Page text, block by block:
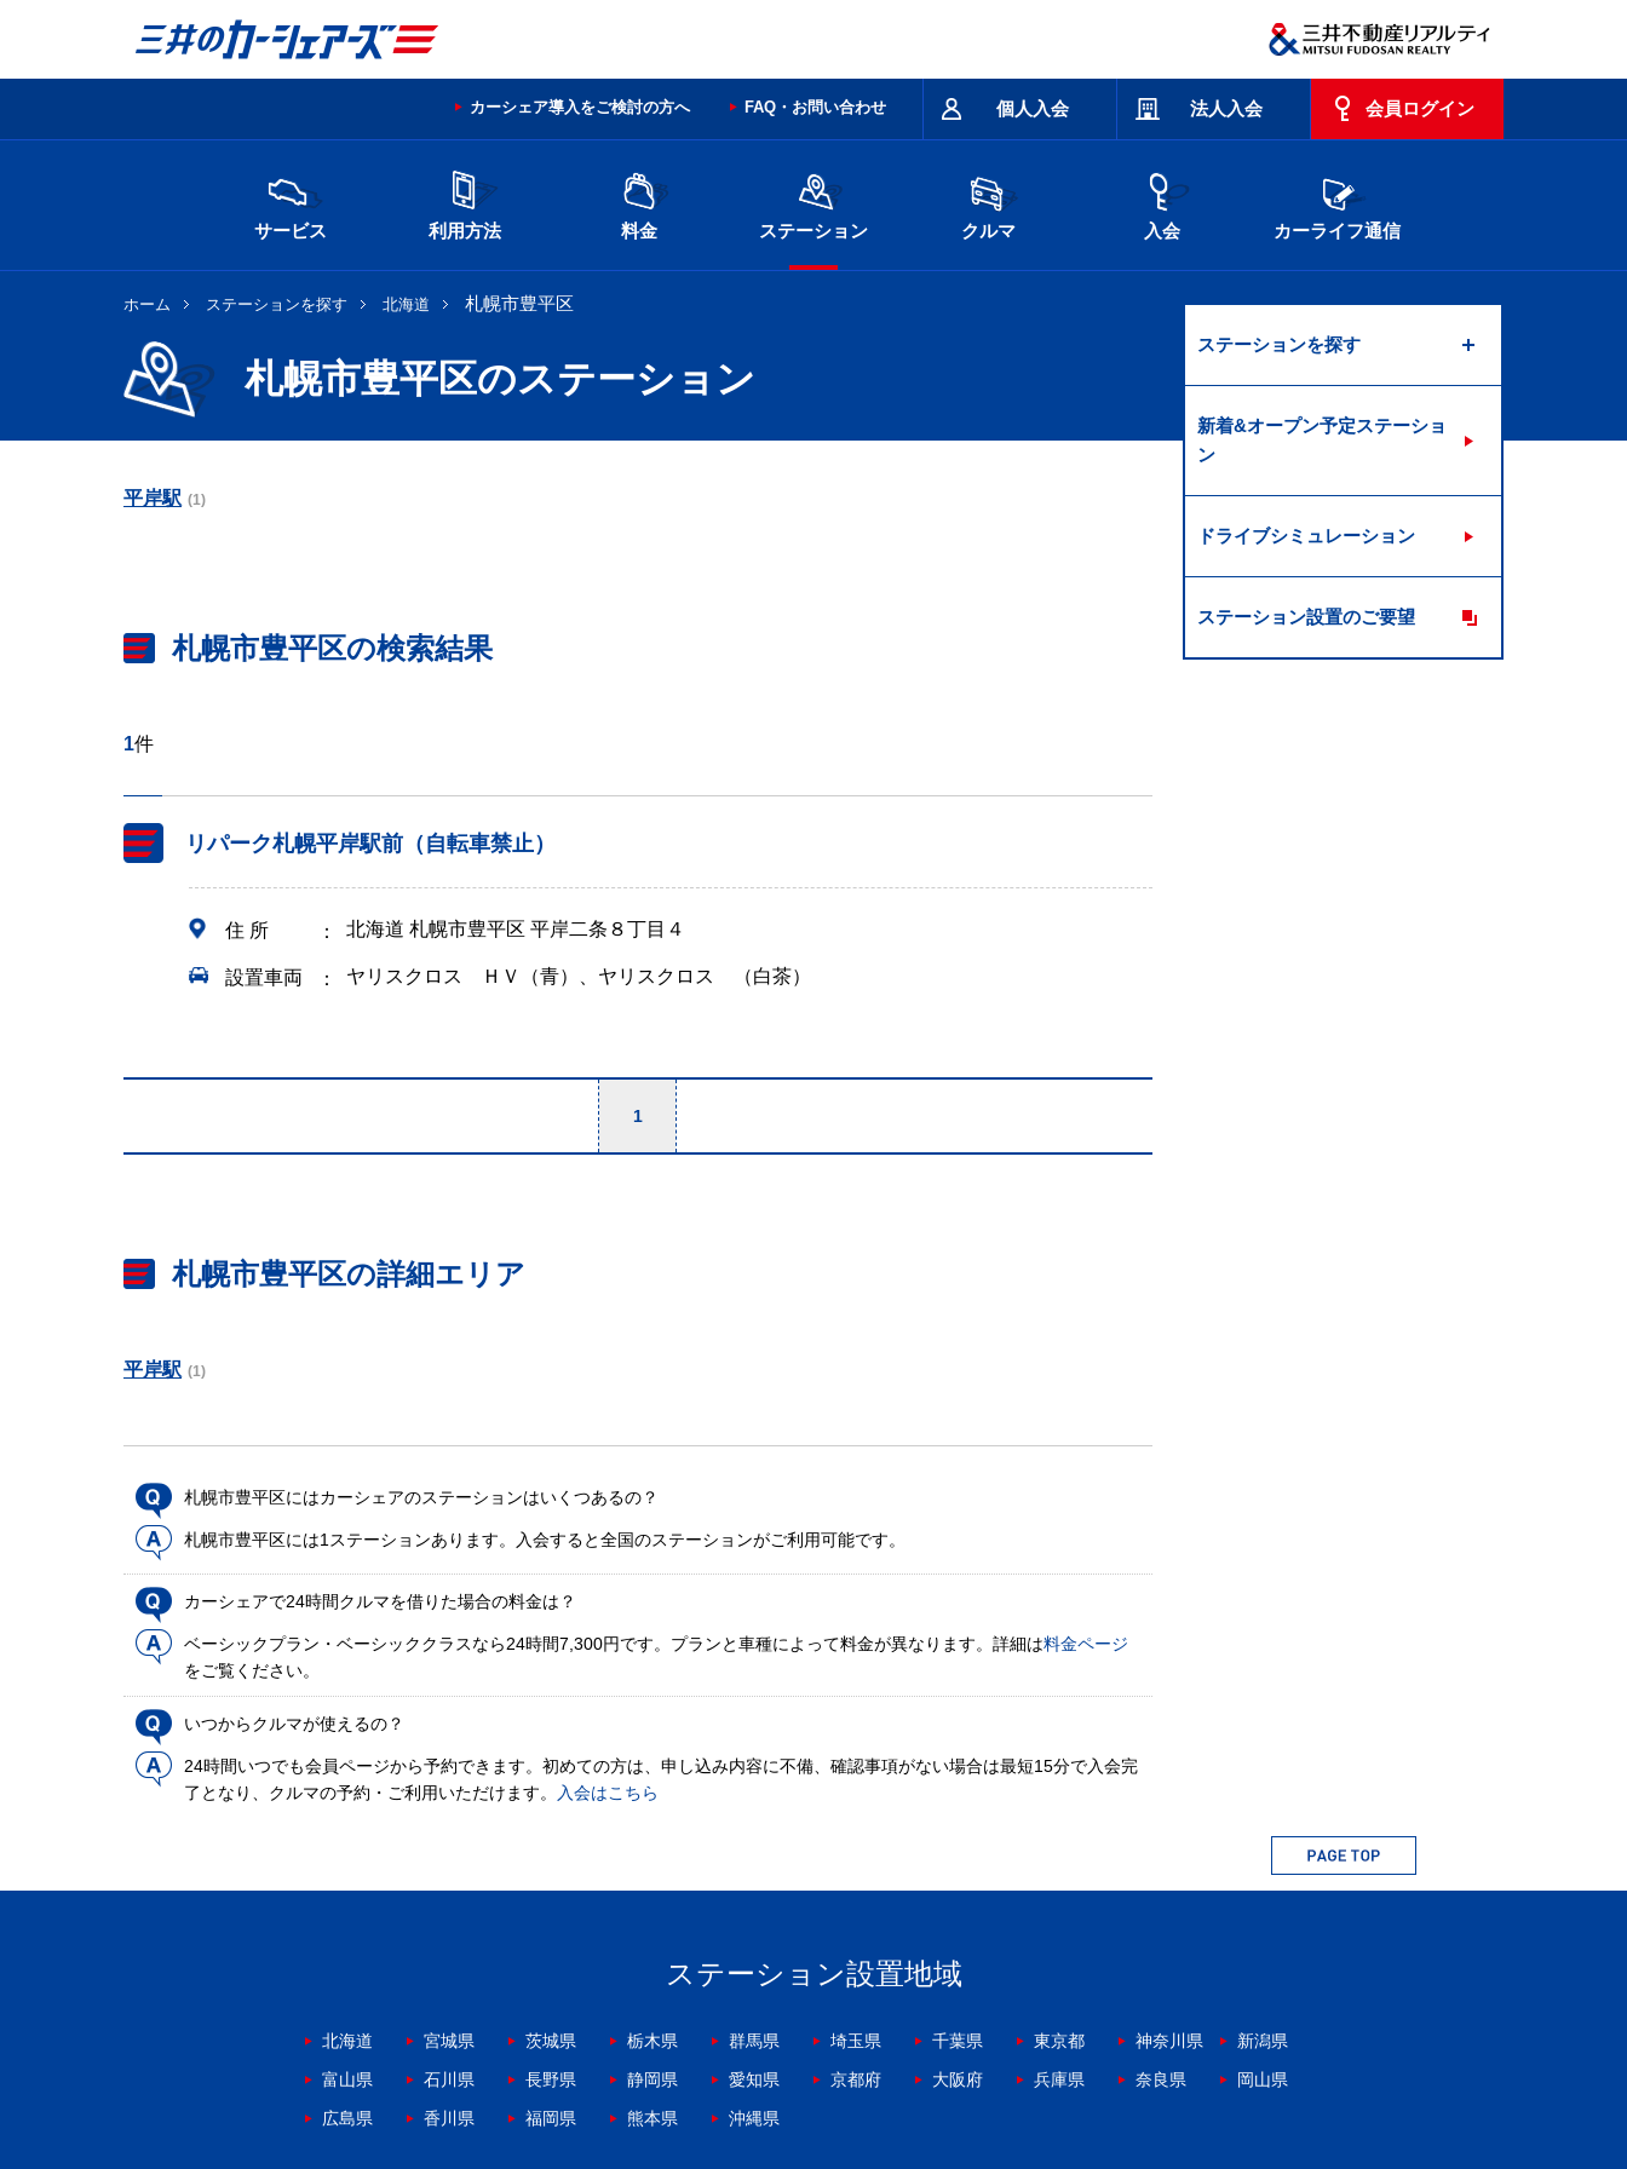
個人入会 法人入会 会員ログイン
カーシェア導入をご検討の方へ FAQ・お問い合わせ
サービス 利用方法 料金 ステーション クルマ 入会 カーライフ通信
ホーム ステーションを探す 北海道 札幌市豊平区
札幌市豊平区のステーション
平岸駅 (1)
札幌市豊平区の検索結果
1件
リパーク札幌平岸駅前（自転車禁止）
住 所 北海道 札幌市豊平区 平岸二条８丁目４
設置車両 ヤリスクロス ＨＶ（青）、ヤリスクロス （白茶）
1
札幌市豊平区の詳細エリア
平岸駅 (1)
札幌市豊平区にはカーシェアのステーションはいくつあるの？
札幌市豊平区には1ステーションあります。入会すると全国のステーションがご利用可能です。
カーシェアで24時間クルマを借りた場合の料金は？
ベーシックプラン・ベーシッククラスなら24時間7,300円です。プランと車種によって料金が異なります。詳細は料金ページ
をご覧ください。
いつからクルマが使えるの？
24時間いつでも会員ページから予約できます。初めての方は、申し込み内容に不備、確認事項がない場合は最短15分で入会完
了となり、クルマの予約・ご利用いただけます。
入会はこちら
ステーションを探す
新着&オープン予定ステーショ
ン
ドライブシミュレーション
ステーション設置のご要望
ステーション設置地域
北海道 宮城県 茨城県 栃木県 群馬県 埼玉県 千葉県 東京都 神奈川県
新潟県
富山県
石川県 長野県 静岡県 愛知県 京都府 大阪府 兵庫県 奈良県
岡山県
広島県
香川県 福岡県 熊本県 沖縄県